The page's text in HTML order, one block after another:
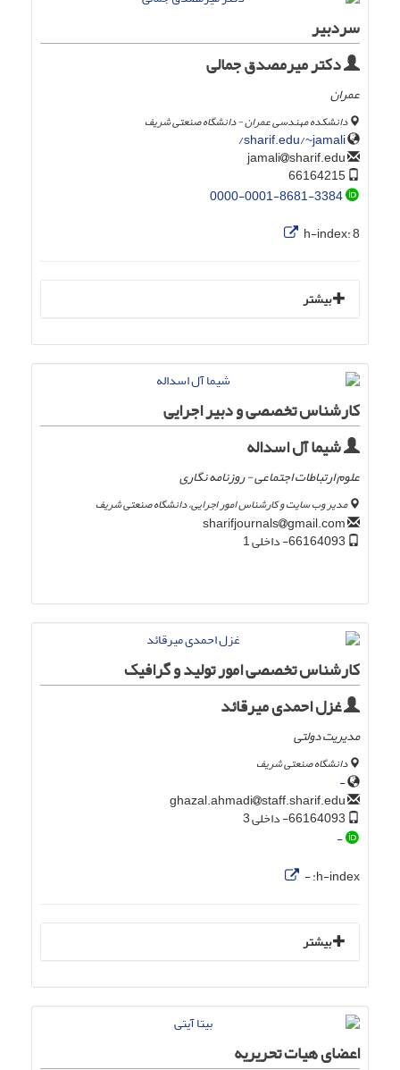
سردبیر
دکتر میرمصدق جمالی
عمران
دانشکده مهندسی عمران - دانشگاه صنعتی شریف
sharif.edu/~jamali/
sharif.edu
0000-0001-8681-3384
h-index:8
بیشتر
کارشناس تخصصی و دبیر اجرایی
شیما آل اسداله
علوم ارتباطات اجتماعی - روزنامه نگاری
مدیر وب سایت و کارشناس امور اجرایی، دانشگاه صنعتی شریف
gmail.com
کارشناس تخصصی امور تولید و گرافیک
غزل احمدی میرقائد
مدیریت دولتی
دانشگاه صنعتی شریف
-
staff.sharif.edu
-
h-index:
-
بیشتر
اعضای هیات تحریریه